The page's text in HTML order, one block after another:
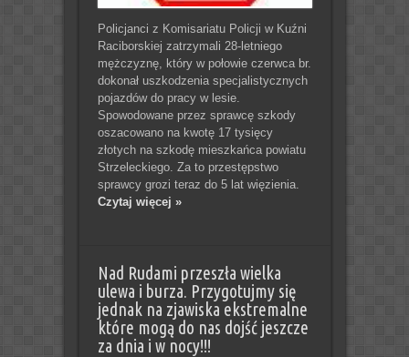
Policjanci z Komisariatu Policji w Kuźni
Raciborskiej zatrzymali 28-letniego
mężczyznę, który w połowie czerwca br.
dokonał uszkodzenia specjalistycznych
pojazdów do pracy w lesie.
Spowodowane przez sprawcę szkody
oszacowano na kwotę 17 tysięcy
złotych na szkodę mieszkańca powiatu
Strzeleckiego. Za to przestępstwo
sprawcy grozi teraz do 5 lat więzienia.
Czytaj więcej »
Nad Rudami przeszła wielka
ulewa i burza. Przygotujmy się
jednak na zjawiska ekstremalne
które mogą do nas dojść jeszcze
za dnia i w nocy!!!